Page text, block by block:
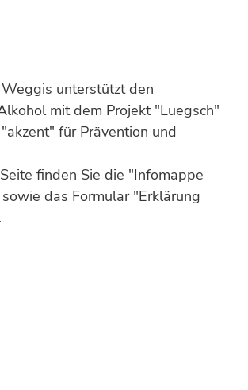
unterstützt den
mit dem Projekt "Luegsch"
für Prävention und
finden Sie die "Infomappe
das Formular "Erklärung